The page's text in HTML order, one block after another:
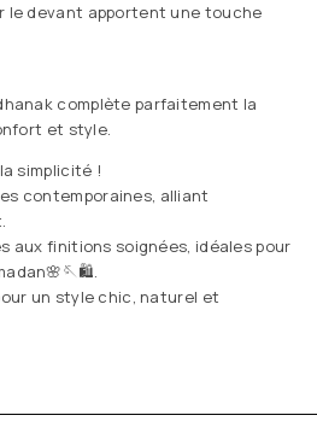
le devant apportent une touche
complète parfaitement la
et style.
simplicité !
contemporaines, alliant
aux finitions soignées, idéales pour
un style chic, naturel et